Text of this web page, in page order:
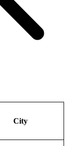
City